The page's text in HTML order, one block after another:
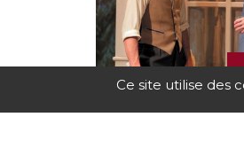
Ce site utilise des